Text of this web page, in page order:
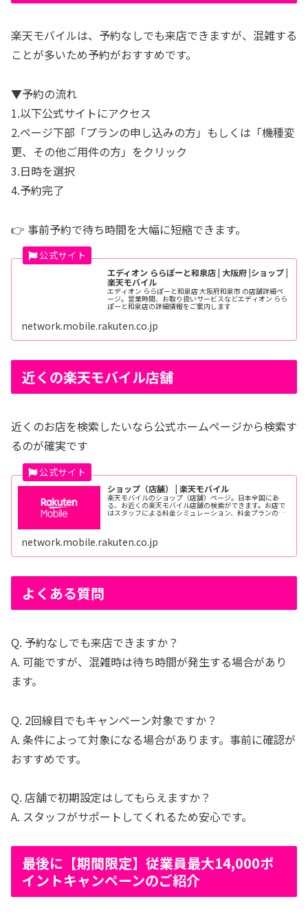
楽天モバイルは、予約なしでも来店できますが、混雑する
ことが多いため予約がおすすめです。
▼予約の流れ
1.以下公式サイトにアクセス
2.ページ下部「プランの申し込みの方」もしくは「機種変
更、その他ご用件の方」をクリック
3.日時を選択
4.予約完了
👉 事前予約で待ち時間を大幅に短縮できます。
エディオン ららぽーと和泉店 | 大阪府 |ショップ |
楽天モバイル
エディオン ららぽーと和泉店 大阪府和泉市 の店舗詳細ペ
ージ。営業時間、お取り扱いサービスなどエディオン らら
ぽーと和泉店の詳細情報をご案内します
network.mobile.rakuten.co.jp
近くの楽天モバイル店舗
近くのお店を検索したいなら公式ホームページから検索す
るのが確実です
ショップ（店舗） | 楽天モバイル
楽天モバイルのショップ（店舗）ページ。日本全国にあ
る、お近くの楽天モバイル店舗の検索ができます。お店で
はスタッフによる料金シミュレーション、料金プランのご
network.mobile.rakuten.co.jp
よくある質問
Q. 予約なしでも来店できますか？
A. 可能ですが、混雑時は待ち時間が発生する場合があり
ます。
Q. 2回線目でもキャンペーン対象ですか？
A. 条件によって対象になる場合があります。事前に確認が
おすすめです。
Q. 店舗で初期設定はしてもらえますか？
A. スタッフがサポートしてくれるため安心です。
最後に【期間限定】従業員最大14,000ポ
イントキャンペーンのご紹介